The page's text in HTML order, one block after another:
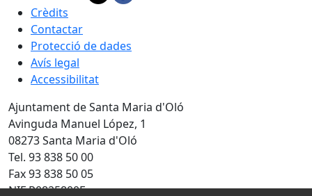
Crèdits
Contactar
Protecció de dades
Avís legal
Accessibilitat
Ajuntament de Santa Maria d'Oló
Avinguda Manuel López, 1
08273 Santa Maria d'Oló
Tel. 93 838 50 00
Fax 93 838 50 05
NIF P0825800F